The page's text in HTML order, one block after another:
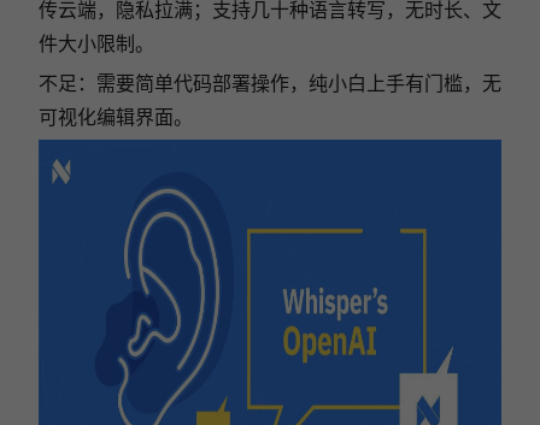
传云端，隐私拉满；支持几十种语言转写，无时长、文
件大小限制。
不足：需要简单代码部署操作，纯小白上手有门槛，无
可视化编辑界面。